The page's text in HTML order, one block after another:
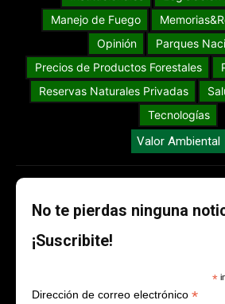
Manejo de Fuego
Opinión
Parques
Precios de Productos Forestales
Reservas Naturales Privadas
Tecnologías
Valor Ambiental
No te pierdas ninguna
¡Suscribite!
*
Dirección de correo electrónico *